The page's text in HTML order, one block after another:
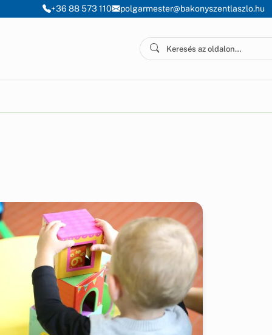
+36 88 573 110 polgarmester@bakonyszentlaszlo.hu